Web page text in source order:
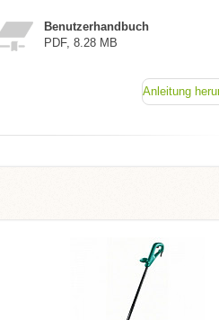
Benutzerhandbuch
PDF, 8.28 MB
Anleitung